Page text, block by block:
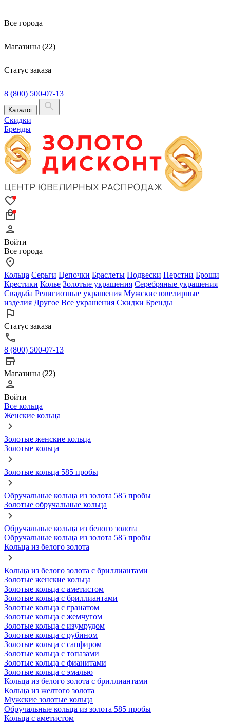
Все города
Магазины (22)
Статус заказа
8 (800) 500-07-13
Каталог
Скидки
Бренды
Войти
Все города
Кольца Серьги Цепочки Браслеты Подвески Перстни Броши
Крестики Колье Золотые украшения Серебряные украшения
Свадьба Религиозные украшения Мужские ювелирные
изделия Другое Все украшения Скидки Бренды
Статус заказа
8 (800) 500-07-13
Магазины (22)
Войти
Все кольца
Женские кольца
Золотые женские кольца
Золотые кольца
Золотые кольца 585 пробы
Обручальные кольца из золота 585 пробы
Золотые обручальные кольца
Обручальные кольца из белого золота
Обручальные кольца из золота 585 пробы
Кольца из белого золота
Кольца из белого золота с бриллиантами
Золотые женские кольца
Золотые кольца с аметистом
Золотые кольца с бриллиантами
Золотые кольца с гранатом
Золотые кольца с жемчугом
Золотые кольца с изумрудом
Золотые кольца с рубином
Золотые кольца с сапфиром
Золотые кольца с топазами
Золотые кольца с фианитами
Золотые кольца с эмалью
Кольца из белого золота с бриллиантами
Кольца из желтого золота
Мужские золотые кольца
Обручальные кольца из золота 585 пробы
Кольца с аметистом